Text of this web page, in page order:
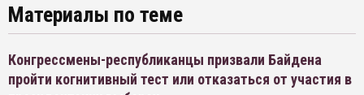
Материалы по теме
Конгрессмены-республиканцы призвали Байдена
пройти когнитивный тест или отказаться от участия в